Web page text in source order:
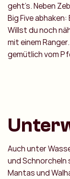
geht’s. Neben
Big Five
Willst du noch
mit einem
gemütlich vom
Auch unter
und Schnorcheln
Mantas und